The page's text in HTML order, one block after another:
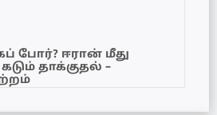
போர்? ஈரான் மீது
தாக்குதல் –